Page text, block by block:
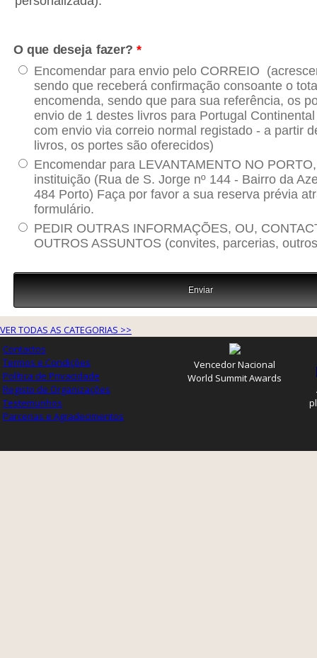
VER TODAS AS CATEGORIAS >>
Contactos
Termos e Condições
Política de Privacidade
Registo de Organizações
Testemunhos
Parcerias e Agradecimentos
Vencedor Nacional
World Summit Awards